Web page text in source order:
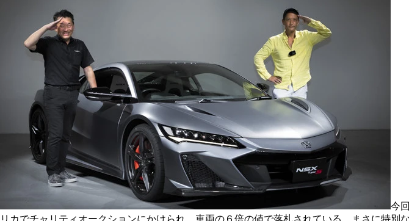
今
リカでチャリティオークションにかけられ、車両の６倍の値で落札されている。まさに